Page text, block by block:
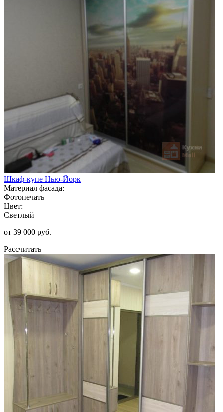
Шкаф-купе Нью-Йорк
Материал фасада:
Фотопечать
Цвет:
Светлый
от 39 000 руб.
Рассчитать